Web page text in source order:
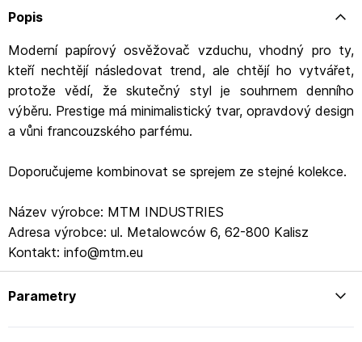
Popis
Moderní papírový osvěžovač vzduchu, vhodný pro ty,
kteří nechtějí následovat trend, ale chtějí ho vytvářet,
protože vědí, že skutečný styl je souhrnem denního
výběru. Prestige má minimalistický tvar, opravdový design
a vůni francouzského parfému.
Doporučujeme kombinovat se sprejem ze stejné kolekce.
Název výrobce: MTM INDUSTRIES
Adresa výrobce: ul. Metalowców 6, 62-800 Kalisz
Kontakt: info@mtm.eu
Parametry